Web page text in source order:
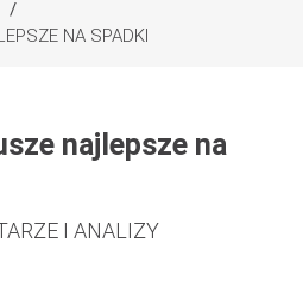
NA SPADKI
najlepsze na
I ANALIZY